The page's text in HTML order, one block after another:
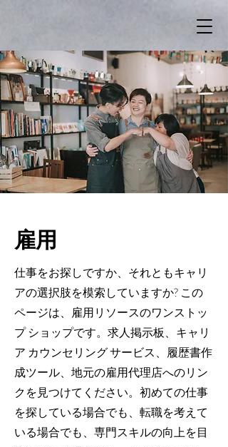
雇用
仕事をお探しですか、それともキャリ
アの選択肢を模索していますか? この
ページは、雇用リソースのワンストッ
プ ショップです。求人掲示板、キャリ
ア カウンセリング サービス、履歴書作
成ツール、地元の雇用代理店へのリン
クを見つけてください。初めての仕事
を探している場合でも、転職を考えて
いる場合でも、専門スキルの向上を目